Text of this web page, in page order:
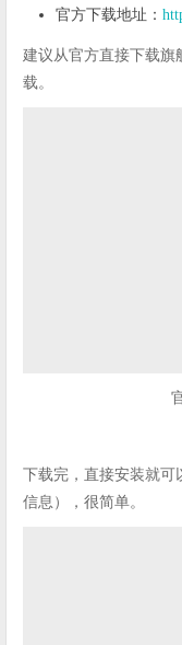
官方下载地址：
建议从官方直接下载旗
载。
下载完，直接安装就可
信息），很简单。